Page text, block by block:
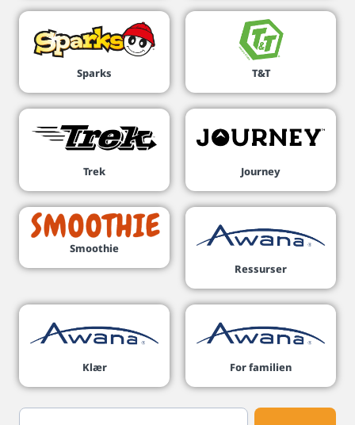
Sparks T&T
Trek Journey
Smoothie
Ressurser
Klær For familien